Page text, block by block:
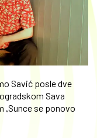
Savić posle dve
Sava
„Sunce se ponovo